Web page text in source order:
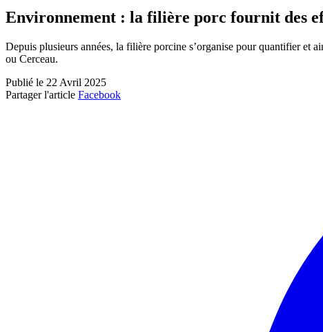
Environnement : la filière porc fournit des
Depuis plusieurs années, la filière porcine s’organise pour quantifier et
ou Cerceau.
Publié le 22 Avril 2025
Partager l'article Facebook